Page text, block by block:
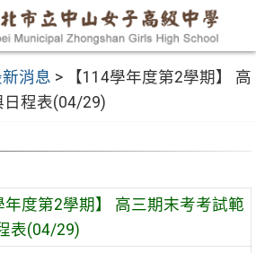
新消息 >
【114學年度第2學期】 高
日程表(04/29)
年度第2學期】 高三期末考考試範
表(04/29)